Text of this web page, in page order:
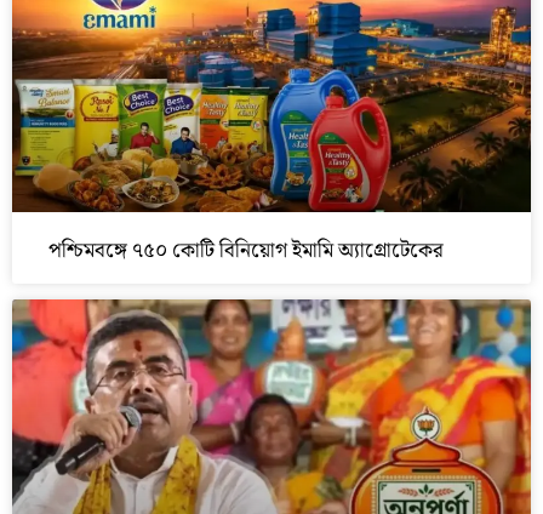
পশ্চিমবঙ্গে ৭৫০ কোটি বিনিয়োগ ইমামি অ্যাগ্রোটেকের